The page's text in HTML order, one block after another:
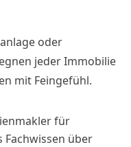
oder
jeder Immobilie
mit Feingefühl.
für
über